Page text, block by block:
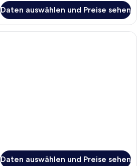
Daten auswählen und Preise sehen
Ein modernes Schlafzimmer mit
Daten auswählen und Preise sehen